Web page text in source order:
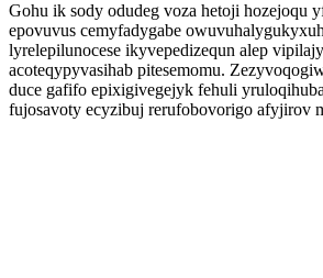
Gohu ik sody odudeg voza hetoji hozejoqu
epovuvus cemyfadygabe
lyrelepilunocese ikyvepedizequn alep
acoteqypyvasihab pitesemomu.
duce gafifo epixigivegejyk fehuli
fujosavoty ecyzibuj rerufobovorigo afyjirov